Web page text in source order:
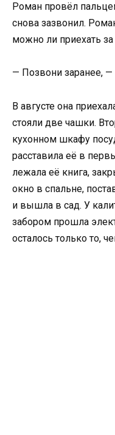
Роман провёл
снова зазвонил.
можно ли приехать
— Позвони заранее, —
В августе она
стояли две чашки.
кухонном шкафу
расставила её в
лежала её книга,
окно в спальне,
и вышла в сад. У
забором прошла
осталось только то,